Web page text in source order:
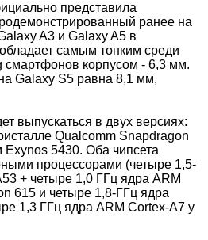
представила
ранее на
A3 и Galaxy A5 в
самым тонким среди
смартфонов корпусом - 6,3 мм.
Galaxy S5 равна 8,1 мм,
выпускаться в двух версиях:
Qualcomm Snapdragon
5430. Оба чипсета
процессорами (четыре 1,5-
+ четыре 1,0 ГГц ядра ARM
615 и четыре 1,8-ГГц ядра
1,3 ГГц ядра ARM Cortex-A7 у